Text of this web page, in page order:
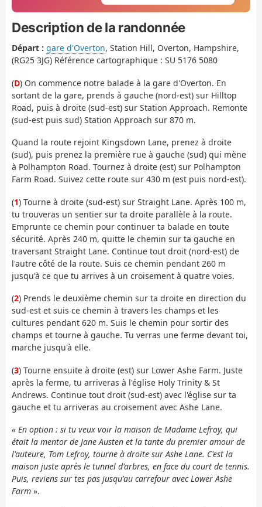
Description de la randonnée
Départ : gare d'Overton, Station Hill, Overton, Hampshire,
(RG25 3JG) Référence cartographique : SU 5176 5080
(D) On commence notre balade à la gare d'Overton. En
sortant de la gare, prends à gauche (nord-est) sur Hilltop
Road, puis à droite (sud-est) sur Station Approach. Remonte
(sud-est puis sud) Station Approach sur 870 m.
Quand la route rejoint Kingsdown Lane, prenez à droite
(sud), puis prenez la première rue à gauche (sud) qui mène
à Polhampton Road. Tournez à droite (est) sur Polhampton
Farm Road. Suivez cette route sur 430 m (est puis nord-est).
(1) Tourne à droite (sud-est) sur Straight Lane. Après 100 m,
tu trouveras un sentier sur ta droite parallèle à la route.
Emprunte ce chemin pour continuer ta balade en toute
sécurité. Après 240 m, quitte le chemin sur ta gauche en
traversant Straight Lane. Continue tout droit (nord-est) de
l'autre côté de la route. Suis ce chemin pendant 260 m
jusqu'à ce que tu arrives à un croisement à quatre voies.
(2) Prends le deuxième chemin sur ta droite en direction du
sud-est et suis ce chemin à travers les champs et les
cultures pendant 620 m. Suis le chemin pour sortir des
champs et tourne à gauche. Tu verras une ferme devant toi,
marche jusqu'à elle.
(3) Tourne ensuite à droite (est) sur Lower Ashe Farm. Juste
après la ferme, tu arriveras à l'église Holy Trinity & St
Andrews. Continue tout droit (sud-est) avec l'église sur ta
gauche et tu arriveras au croisement avec Ashe Lane.
« En option : si tu veux voir la maison de Madame Lefroy, qui
était la mentor de Jane Austen et la tante du premier amour de
l'auteure, Tom Lefroy, tourne à droite sur Ashe Lane. C'est la
maison juste après le tunnel d'arbres, en face du court de tennis.
Puis, reviens sur tes pas jusqu'au carrefour avec Lower Ashe
Farm ».